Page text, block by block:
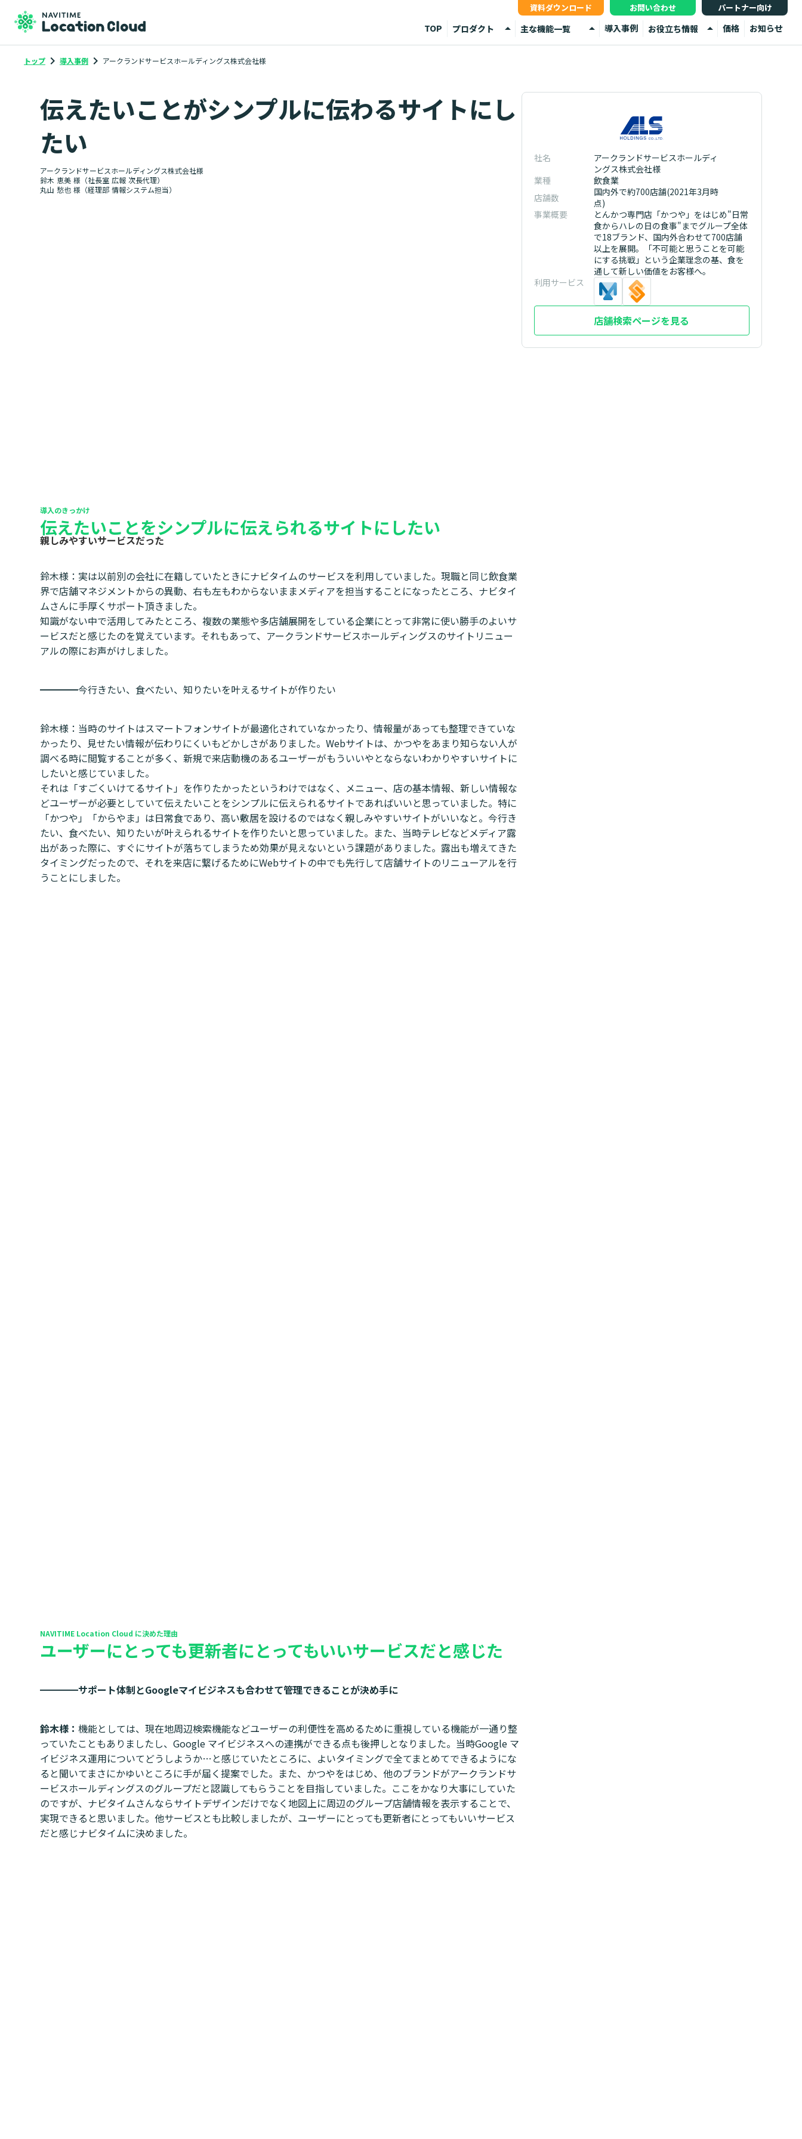
資料ダウンロード お問い合わせ パートナー向け
TOP プロダクト arrow_drop_up
API
主な機能一覧 arrow_drop_up
店舗検索サイト
導入事例 お役立ち情報 arrow_drop_up 価格 お知らせ
トップ keyboard_arrow_right 導入事例 keyboard_arrow_right アークランドサービスホールディングス株式会社様
伝えたいことがシンプルに伝わるサイトにし
たい
アークランドサービスホールディングス株式会社様
鈴木 恵美 様（社長室 広報 次長代理）
丸山 愁也 様（経理部 情報システム担当）
導入のきっかけ
伝えたいことをシンプルに伝えられるサイトにしたい
親しみやすいサービスだった
鈴木様：実は以前別の会社に在籍していたときにナビタイムのサービスを利用していました。現職と同じ飲食業
界で店舗マネジメントからの異動、右も左もわからないままメディアを担当することになったところ、ナビタイ
ムさんに手厚くサポート頂きました。
知識がない中で活用してみたところ、複数の業態や多店舗展開をしている企業にとって非常に使い勝手のよいサ
ービスだと感じたのを覚えています。それもあって、アークランドサービスホールディングスのサイトリニュー
アルの際にお声がけしました。
━━━━今行きたい、食べたい、知りたいを叶えるサイトが作りたい
鈴木様：当時のサイトはスマートフォンサイトが最適化されていなかったり、情報量があっても整理できていな
かったり、見せたい情報が伝わりにくいもどかしさがありました。Webサイトは、かつやをあまり知らない人が
調べる時に閲覧することが多く、新規で来店動機のあるユーザーがもういいやとならないわかりやすいサイトに
したいと感じていました。
それは「すごくいけてるサイト」を作りたかったというわけではなく、メニュー、店の基本情報、新しい情報な
どユーザーが必要としていて伝えたいことをシンプルに伝えられるサイトであればいいと思っていました。特に
「かつや」「からやま」は日常食であり、高い敷居を設けるのではなく親しみやすいサイトがいいなと。今行き
たい、食べたい、知りたいが叶えられるサイトを作りたいと思っていました。また、当時テレビなどメディア露
出があった際に、すぐにサイトが落ちてしまうため効果が見えないという課題がありました。露出も増えてきた
タイミングだったので、それを来店に繋げるためにWebサイトの中でも先行して店舗サイトのリニューアルを行
うことにしました。
NAVITIME Location Cloud に決めた理由
ユーザーにとっても更新者にとってもいいサービスだと感じた
━━━━サポート体制とGoogleマイビジネスも合わせて管理できることが決め手に
鈴木様：機能としては、現在地周辺検索機能などユーザーの利便性を高めるために重視している機能が一通り整
っていたこともありましたし、Google マイビジネスへの連携ができる点も後押しとなりました。当時Google マ
イビジネス運用についてどうしようか…と感じていたところに、よいタイミングで全てまとめてできるようにな
ると聞いてまさにかゆいところに手が届く提案でした。また、かつやをはじめ、他のブランドがアークランドサ
ービスホールディングスのグループだと認識してもらうことを目指していました。ここをかなり大事にしていた
のですが、ナビタイムさんならサイトデザインだけでなく地図上に周辺のグループ店舗情報を表示することで、
実現できると思いました。他サービスとも比較しましたが、ユーザーにとっても更新者にとってもいいサービス
だと感じナビタイムに決めました。
社名
アークランドサービスホールディ
ングス株式会社様
業種
飲食業
店舗数
国内外で約700店舗(2021年3月時
点)
事業概要
とんかつ専門店「かつや」をはじめ"日常
食からハレの日の食事"までグループ全体
で18ブランド、国内外合わせて700店舗
以上を展開。「不可能と思うことを可能
にする挑戦」という企業理念の基、食を
通して新しい価値をお客様へ。
利用サービス
店舗検索ページを見る